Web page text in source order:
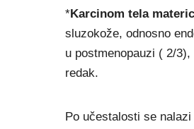
*Karcinom tela
sluzokože, odnosno
u postmenopauzi ( 2/
redak.
Po učestalosti se